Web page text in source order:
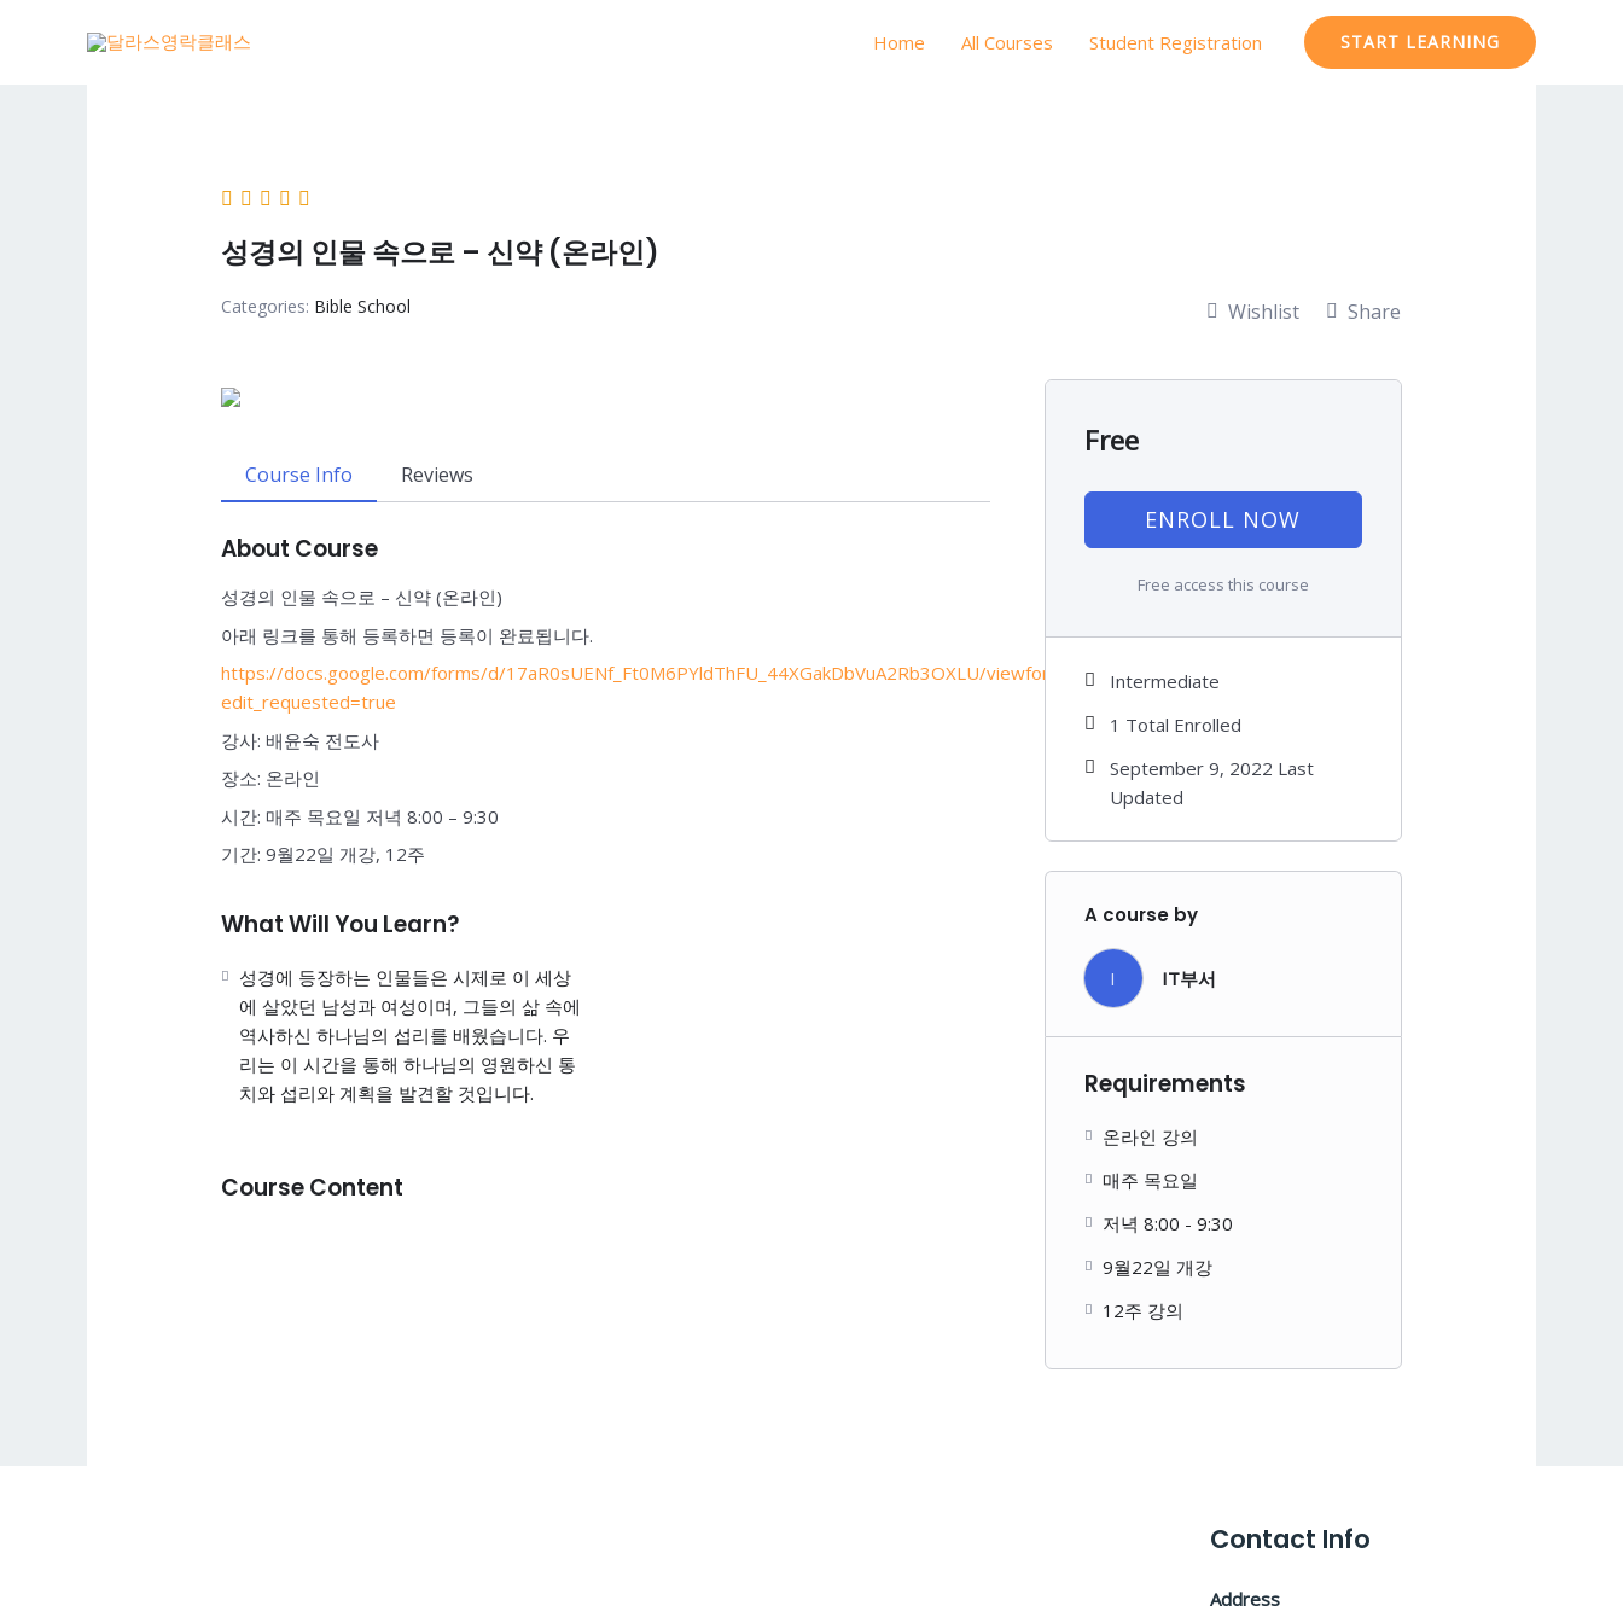
Home All Courses Student Registration START LEARNING
성경의 인물 속으로 – 신약 (온라인)
Categories: Bible School Wishlist Share
Course Info Reviews
About Course
성경의 인물 속으로 – 신약 (온라인)
아래 링크를 통해 등록하면 등록이 완료됩니다.
https://docs.google.com/forms/d/17aR0sUENf_Ft0M6PYldThFU_44XGakDbVuA2Rb3OXLU/viewform?
edit_requested=true
강사: 배윤숙 전도사
장소: 온라인
시간: 매주 목요일 저녁 8:00 – 9:30
기간: 9월22일 개강, 12주
What Will You Learn?
성경에 등장하는 인물들은 시제로 이 세상
에 살았던 남성과 여성이며, 그들의 삶 속에
역사하신 하나님의 섭리를 배웠습니다. 우
리는 이 시간을 통해 하나님의 영원하신 통
치와 섭리와 계획을 발견할 것입니다.
Course Content
Free
ENROLL NOW
Free access this course
Intermediate
1 Total Enrolled
September 9, 2022 Last
Updated
A course by
I IT부서
Requirements
온라인 강의
매주 목요일
저녁 8:00 - 9:30
9월22일 개강
12주 강의
Contact Info
Address